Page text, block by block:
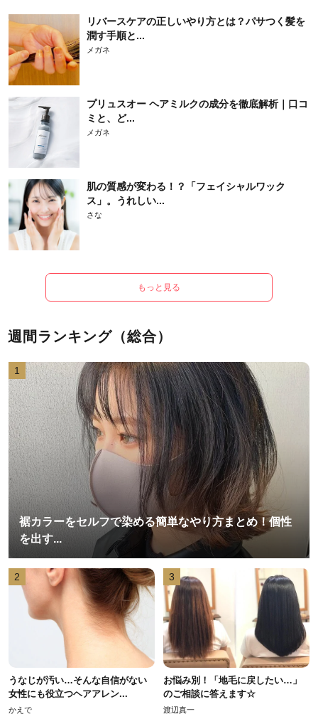
リバースケアの正しいやり方とは？パサつく髪を
潤す手順と...
メガネ
プリュスオー ヘアミルクの成分を徹底解析｜口コ
ミと、ど...
メガネ
肌の質感が変わる！？「フェイシャルワック
ス」。うれしい...
さな
もっと見る
週間ランキング（総合）
1
裾カラーをセルフで染める簡単なやり方まとめ！個性
を出す...
2
うなじが汚い…そんな自信がない
女性にも役立つヘアアレン...
かえで
3
お悩み別！「地毛に戻したい…」
のご相談に答えます☆
渡辺真一